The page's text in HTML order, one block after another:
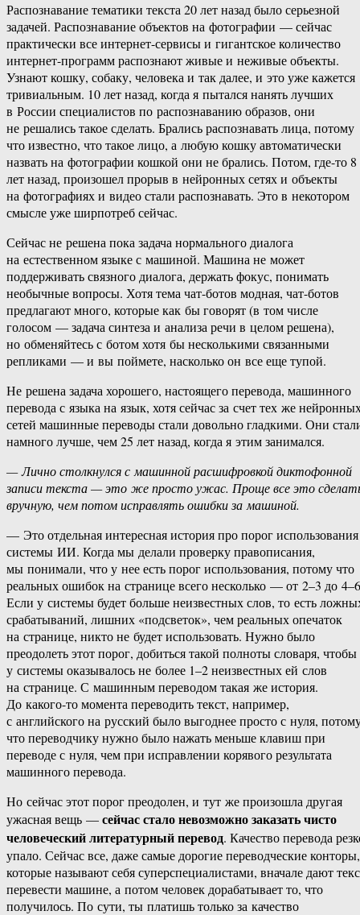
Распознавание тематики текста 20 лет назад было серьезной
задачей. Распознавание объектов на фотографии — сейчас
практически все интернет-сервисы и гигантское количество
интернет-программ распознают живые и неживые объекты.
Узнают кошку, собаку, человека и так далее, и это уже кажется
тривиальным. 10 лет назад, когда я пытался нанять лучших
в России специалистов по распознаванию образов, они
не решались такое сделать. Брались распознавать лица, потому
что известно, что такое лицо, а любую кошку автоматически
назвать на фотографии кошкой они не брались. Потом, где-то 8
лет назад, произошел прорыв в нейронных сетях и объекты
на фотографиях и видео стали распознавать. Это в некотором
смысле уже ширпотреб сейчас.
Сейчас не решена пока задача нормального диалога
на естественном языке с машиной. Машина не может
поддерживать связного диалога, держать фокус, понимать
необычные вопросы. Хотя тема чат-ботов модная, чат-ботов
предлагают много, которые как бы говорят (в том числе
голосом — задача синтеза и анализа речи в целом решена),
но обменяйтесь с ботом хотя бы несколькими связанными
репликами — и вы поймете, насколько он все еще тупой.
Не решена задача хорошего, настоящего перевода, машинного
перевода с языка на язык, хотя сейчас за счет тех же
сетей машинные переводы стали довольно гладкими. Они
намного лучше, чем 25 лет назад, когда я этим занимался.
— Лично столкнулся с машинной расшифровкой диктофонной
записи текста — это же просто ужас. Проще все это
вручную, чем потом исправлять ошибки за машиной.
— Это отдельная интересная история про порог использования
системы ИИ. Когда мы делали проверку правописания,
мы понимали, что у нее есть порог использования, потому что
реальных ошибок на странице всего несколько — от 2–3 до
Если у системы будет больше неизвестных слов, то есть
срабатываний, лишних «подсветок», чем реальных опечаток
на странице, никто не будет использовать. Нужно было
преодолеть этот порог, добиться такой полноты словаря, чтобы
у системы оказывалось не более 1–2 неизвестных ей слов
на странице. С машинным переводом такая же история.
До какого-то момента переводить текст, например,
с английского на русский было выгоднее просто с нуля,
что переводчику нужно было нажать меньше клавиш при
переводе с нуля, чем при исправлении корявого результата
машинного перевода.
Но сейчас этот порог преодолен, и тут же произошла другая
ужасная вещь —сейчас стало невозможно заказать чисто
человеческий литературный перевод. Качество перевода
упало. Сейчас все, даже самые дорогие переводческие конторы,
которые называют себя суперспециалистами, вначале дают
перевести машине, а потом человек дорабатывает то, что
получилось. По сути, ты платишь только за качество